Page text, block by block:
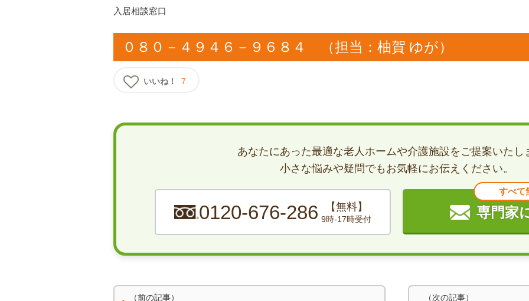
入居相談窓口
０８０－４９４６－９６８４ （担当：柚賀 ゆが）
いいね！ 7
あなたにあった最適な老人ホームや介護施設をご提案いたし
小さな悩みや疑問でもお気軽にお伝えください。
0120-676-286 【無料】
9時-17時受付
すべて
専門家
（前の記事） （次の記事）